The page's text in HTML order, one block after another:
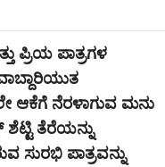
ಪ್ರಿಯ ಪಾತ್ರಗಳ
ಆಕೆಗೆ ನೆರಳಾಗುವ ಮನು
ಶೆಟ್ಟಿ ತೆರೆಯನ್ನು
ಸುರಭಿ ಪಾತ್ರವನ್ನು